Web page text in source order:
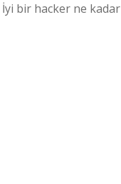
bir hacker ne kadar